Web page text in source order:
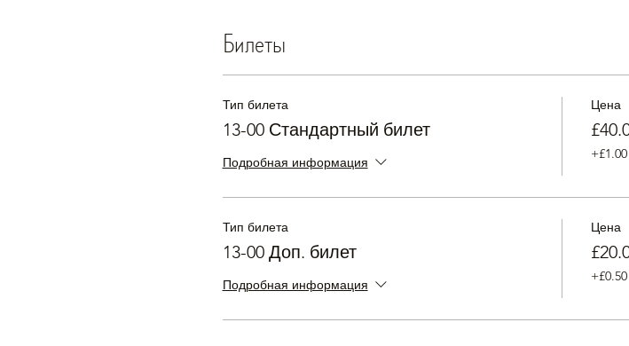
Билеты
Тип билета
13-00 Стандартный билет
Подробная информация
Цена
Тип билета
13-00 Доп. билет
Подробная информация
Цена